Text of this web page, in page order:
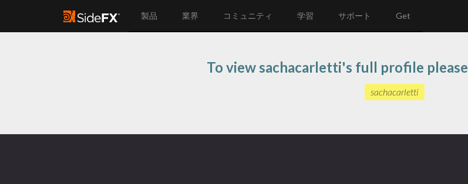
製品 業界 コミュニティ 学習 サポート Get
To view sachacarletti's full profile please
sachacarletti